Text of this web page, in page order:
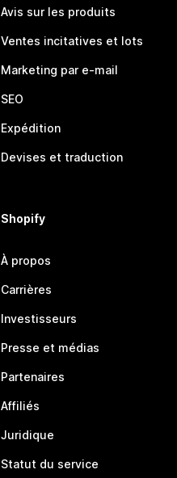
Avis sur les produits
Ventes incitatives et lots
Marketing par e-mail
SEO
Expédition
Devises et traduction
Shopify
À propos
Carrières
Investisseurs
Presse et médias
Partenaires
Affiliés
Juridique
Statut du service